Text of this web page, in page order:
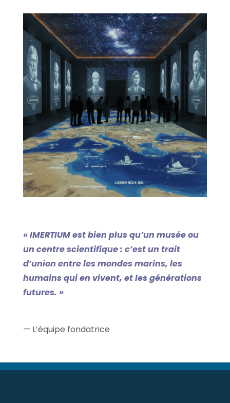
« IMERTIUM est bien plus qu’un musée ou
un centre scientifique : c’est un trait
d’union entre les mondes marins, les
humains qui en vivent, et les générations
futures. »
— L’équipe fondatrice